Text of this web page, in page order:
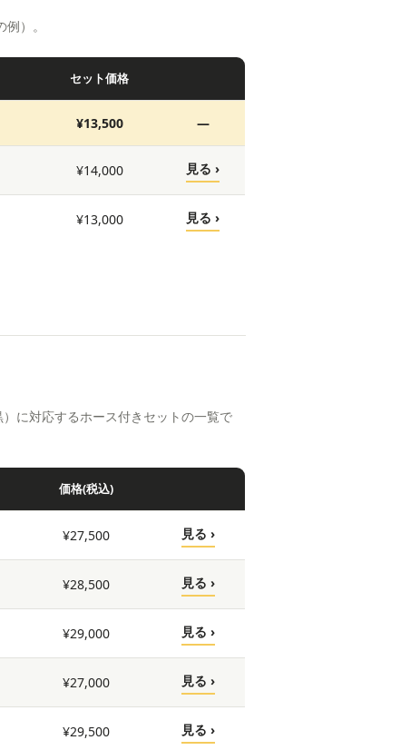
）。
セット価格
¥13,500 —
¥14,000 見る ›
¥13,000 見る ›
に対応するホース付きセットの一覧で
価格(税込)
¥27,500 見る ›
¥28,500 見る ›
¥29,000 見る ›
¥27,000 見る ›
¥29,500 見る ›